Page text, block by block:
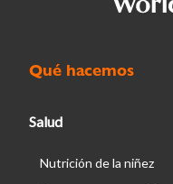
Qué hacemos
Salud
Nutrición de la niñez